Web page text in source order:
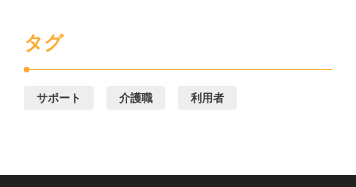
タグ
サポート 介護職 利用者